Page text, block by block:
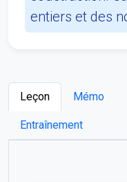
entiers et des
Leçon Mémo
Entraînement